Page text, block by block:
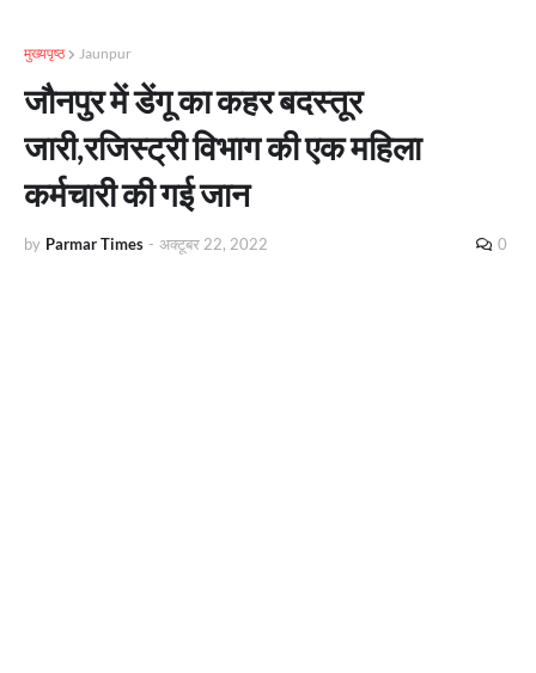
मुख्यपृष्ठ Jaunpur
जौनपुर में डेंगू का कहर बदस्तूर
जारी,रजिस्ट्री विभाग की एक महिला
कर्मचारी की गई जान
by Parmar Times - अक्टूबर 22, 2022 0